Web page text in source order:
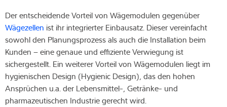
Industrielösungen
Expertise und Wissen
Über uns
Aktuelles
Der entscheidende Vorteil von Wägemodulen gegenüber
Wägezellen ist ihr integrierter Einbausatz. Dieser vereinfacht
sowohl den Planungsprozess als auch die Installation beim
Kunden – eine genaue und effiziente Verwiegung ist
sichergestellt. Ein weiterer Vorteil von Wägemodulen liegt im
hygienischen Design (Hygienic Design), das den hohen
Ansprüchen u.a. der Lebensmittel-, Getränke- und
pharmazeutischen Industrie gerecht wird.